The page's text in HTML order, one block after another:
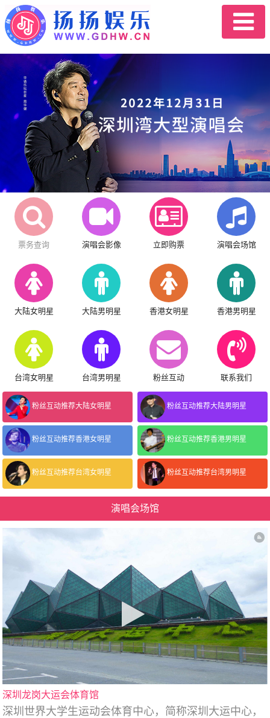
票务查询 演唱会影像 立即购票 演唱会场馆
大陆女明星 大陆男明星 香港女明星 香港男明星
台湾女明星 台湾男明星 粉丝互动 联系我们
粉丝互动推荐大陆女明星 粉丝互动推荐大陆男明星
粉丝互动推荐香港女明星 粉丝互动推荐香港男明星
粉丝互动推荐台湾女明星 粉丝互动推荐台湾男明星
演唱会场馆
深圳龙岗大运会体育馆
深圳世界大学生运动会体育中心，简称深圳大运中心，